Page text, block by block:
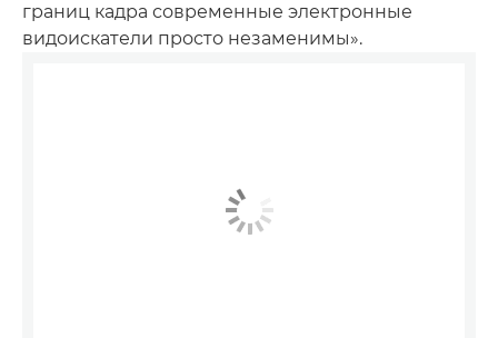
границ кадра современные электронные
видоискатели просто незаменимы».